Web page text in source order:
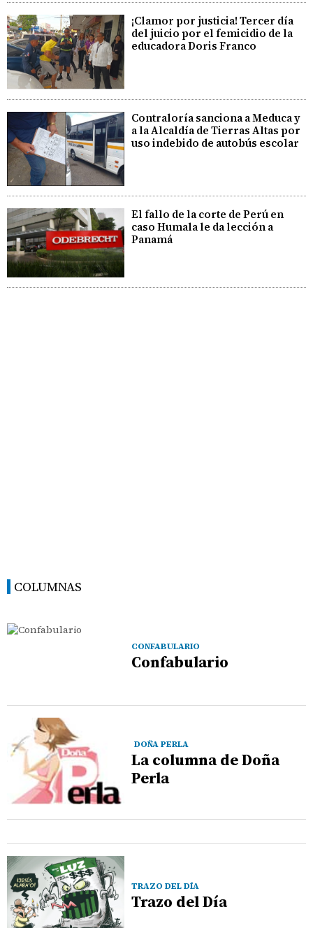
¡Clamor por justicia! Tercer día
del juicio por el femicidio de la
educadora Doris Franco
Contraloría sanciona a Meduca y
a la Alcaldía de Tierras Altas por
uso indebido de autobús escolar
El fallo de la corte de Perú en
caso Humala le da lección a
Panamá
COLUMNAS
CONFABULARIO
Confabulario
DOÑA PERLA
La columna de Doña
Perla
TRAZO DEL DÍA
Trazo del Día